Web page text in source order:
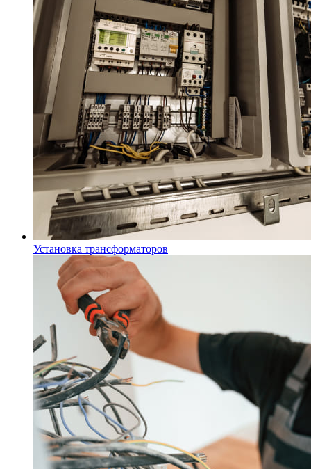
Установка трансформаторов